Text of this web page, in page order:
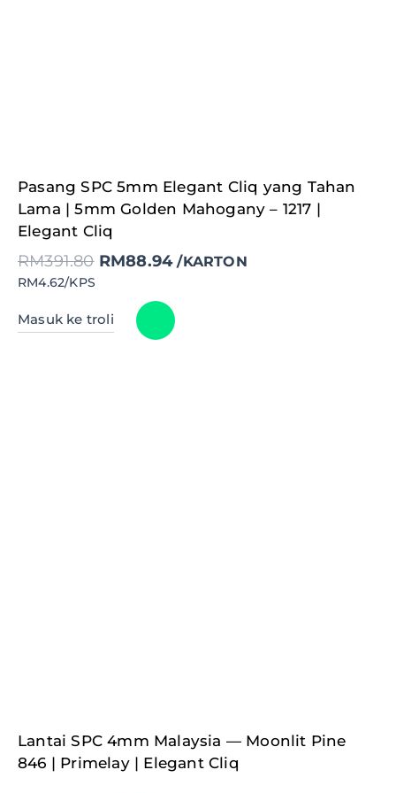
Pasang SPC 5mm Elegant Cliq yang Tahan
Lama | 5mm Golden Mahogany – 1217 |
Elegant Cliq
RM391.80
Original
price
was:
RM391.80.
RM88.94
Current
price
is:
RM88.94.
/KARTON
RM4.62/KPS
Masuk ke troli
Lantai SPC 4mm Malaysia — Moonlit Pine
846 | Primelay | Elegant Cliq